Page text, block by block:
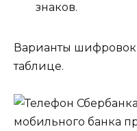
знаков.
Варианты
таблице.